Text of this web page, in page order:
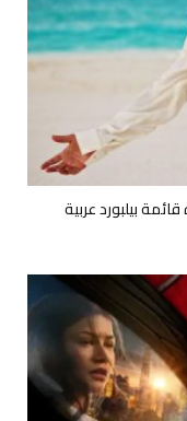
بيلبورد عربية